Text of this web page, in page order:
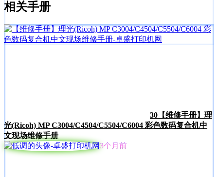
相关手册
30 【维修手册】理
光(Ricoh) MP C3004/C4504/C5504/C6004 彩色数码复合机中
文现场维修手册
3个月前